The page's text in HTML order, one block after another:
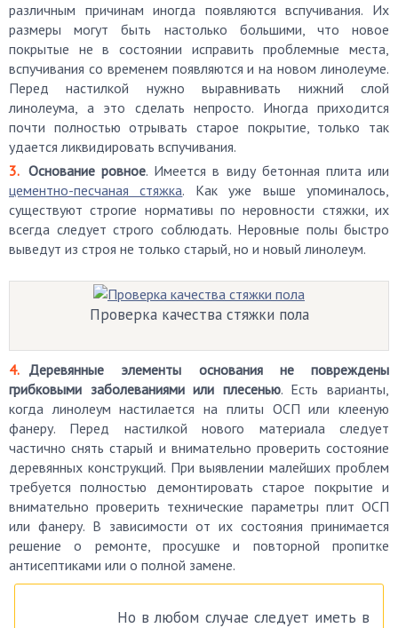
различным причинам иногда появляются вспучивания. Их
размеры могут быть настолько большими, что новое
покрытые не в состоянии исправить проблемные места,
вспучивания со временем появляются и на новом линолеуме.
Перед настилкой нужно выравнивать нижний слой
линолеума, а это сделать непросто. Иногда приходится
почти полностью отрывать старое покрытие, только так
удается ликвидировать вспучивания.
Основание ровное. Имеется в виду бетонная плита или
цементно-песчаная стяжка. Как уже выше упоминалось,
существуют строгие нормативы по неровности стяжки, их
всегда следует строго соблюдать. Неровные полы быстро
выведут из строя не только старый, но и новый линолеум.
Проверка качества стяжки пола
Деревянные элементы основания не повреждены
грибковыми заболеваниями или плесенью. Есть варианты,
когда линолеум настилается на плиты ОСП или клееную
фанеру. Перед настилкой нового материала следует
частично снять старый и внимательно проверить состояние
деревянных конструкций. При выявлении малейших проблем
требуется полностью демонтировать старое покрытие и
внимательно проверить технические параметры плит ОСП
или фанеру. В зависимости от их состояния принимается
решение о ремонте, просушке и повторной пропитке
антисептиками или о полной замене.
Но в любом случае следует иметь в